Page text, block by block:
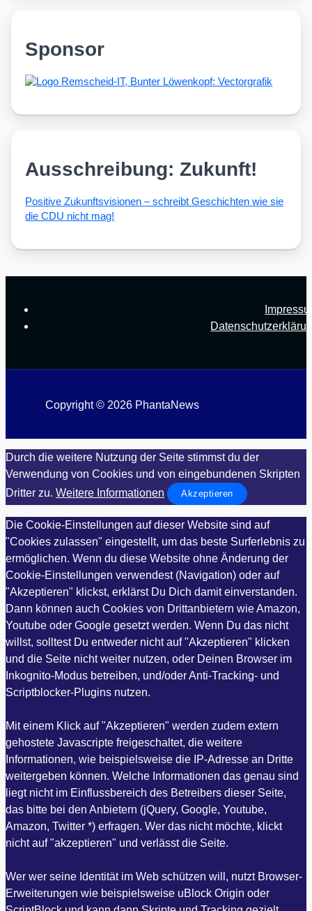
Sponsor
Ausschreibung: Zukunft!
Posi­ti­ve Zukunfts­vi­sio­nen – schreibt Geschich­ten wie sie
die CDU nicht mag!
Copyright © 2026 PhantaNews
Durch die weitere Nutzung der Seite stimmst du der
Verwendung von Cookies und von eingebundenen Skripten
Dritter zu. Weitere Informationen Akzeptieren
Die Cookie-Einstellungen auf dieser Website sind auf
"Cookies zulassen" eingestellt, um das beste Surferlebnis zu
ermöglichen. Wenn du diese Website ohne Änderung der
Cookie-Einstellungen verwendest (Navigation) oder auf
"Akzeptieren" klickst, erklärst Du Dich damit einverstanden.
Dann können auch Cookies von Drittanbietern wie Amazon,
Youtube oder Google gesetzt werden. Wenn Du das nicht
willst, solltest Du entweder nicht auf "Akzeptieren" klicken
und die Seite nicht weiter nutzen, oder Deinen Browser im
Inkognito-Modus betreiben, und/oder Anti-Tracking- und
Scriptblocker-Plugins nutzen.
Mit einem Klick auf "Akzeptieren" werden zudem extern
gehostete Javascripte freigeschaltet, die weitere
Informationen, wie beispielsweise die IP-Adresse an Dritte
weitergeben können. Welche Informationen das genau sind
liegt nicht im Einflussbereich des Betreibers dieser Seite,
das bitte bei den Anbietern (jQuery, Google, Youtube,
Amazon, Twitter *) erfragen. Wer das nicht möchte, klickt
nicht auf "akzeptieren" und verlässt die Seite.
Wer wer seine Identität im Web schützen will, nutzt Browser-
Erweiterungen wie beispielsweise uBlock Origin oder